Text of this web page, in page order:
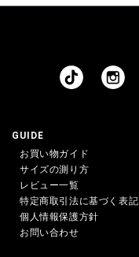
GUIDE
お買い物ガイド
サイズの測り方
レビュー一覧
特定商取引法に基づく表記
個人情報保護方針
お問い合わせ